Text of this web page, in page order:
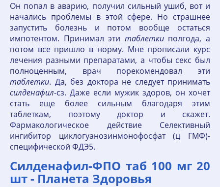
Он попал в аварию, получил сильный ушиб, вот и
начались проблемы в этой сфере. Но страшнее
запустить болезнь и потом вообще остаться
импотентом. Принимал эти таблеткиполгода, а
потом все пришло в норму. Мне прописали курс
лечения разными препаратами, а чтобы секс был
полноценным, врач порекомендовал эти
таблетки. Да, без доктора не следует принимать
силденафил-сз. Даже если мужик здоров, он хочет
стать еще более сильным благодаря этим
таблеткам, поэтому доктор и скажет.
Фармакологическое действие Селективный
ингибитор циклогуанозинмонофосфат (ц ГМФ)-
специфической ФДЭ5.
Силденафил-ФПО таб 100 мг 20
шт - Планета Здоровья